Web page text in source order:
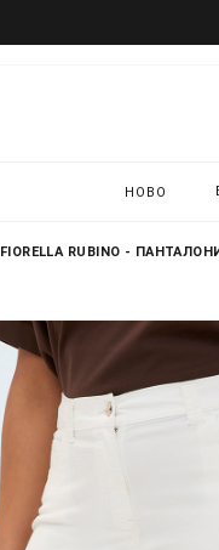
НОВО
FIORELLA RUBINO -